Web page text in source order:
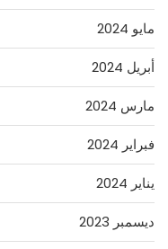
مايو 2024
أبريل 2024
مارس 2024
فبراير 2024
يناير 2024
ديسمبر 2023